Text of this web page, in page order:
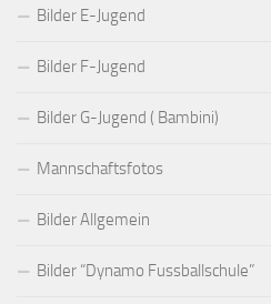
Bilder E-Jugend
Bilder F-Jugend
Bilder G-Jugend ( Bambini)
Mannschaftsfotos
Bilder Allgemein
Bilder “Dynamo Fussballschule”